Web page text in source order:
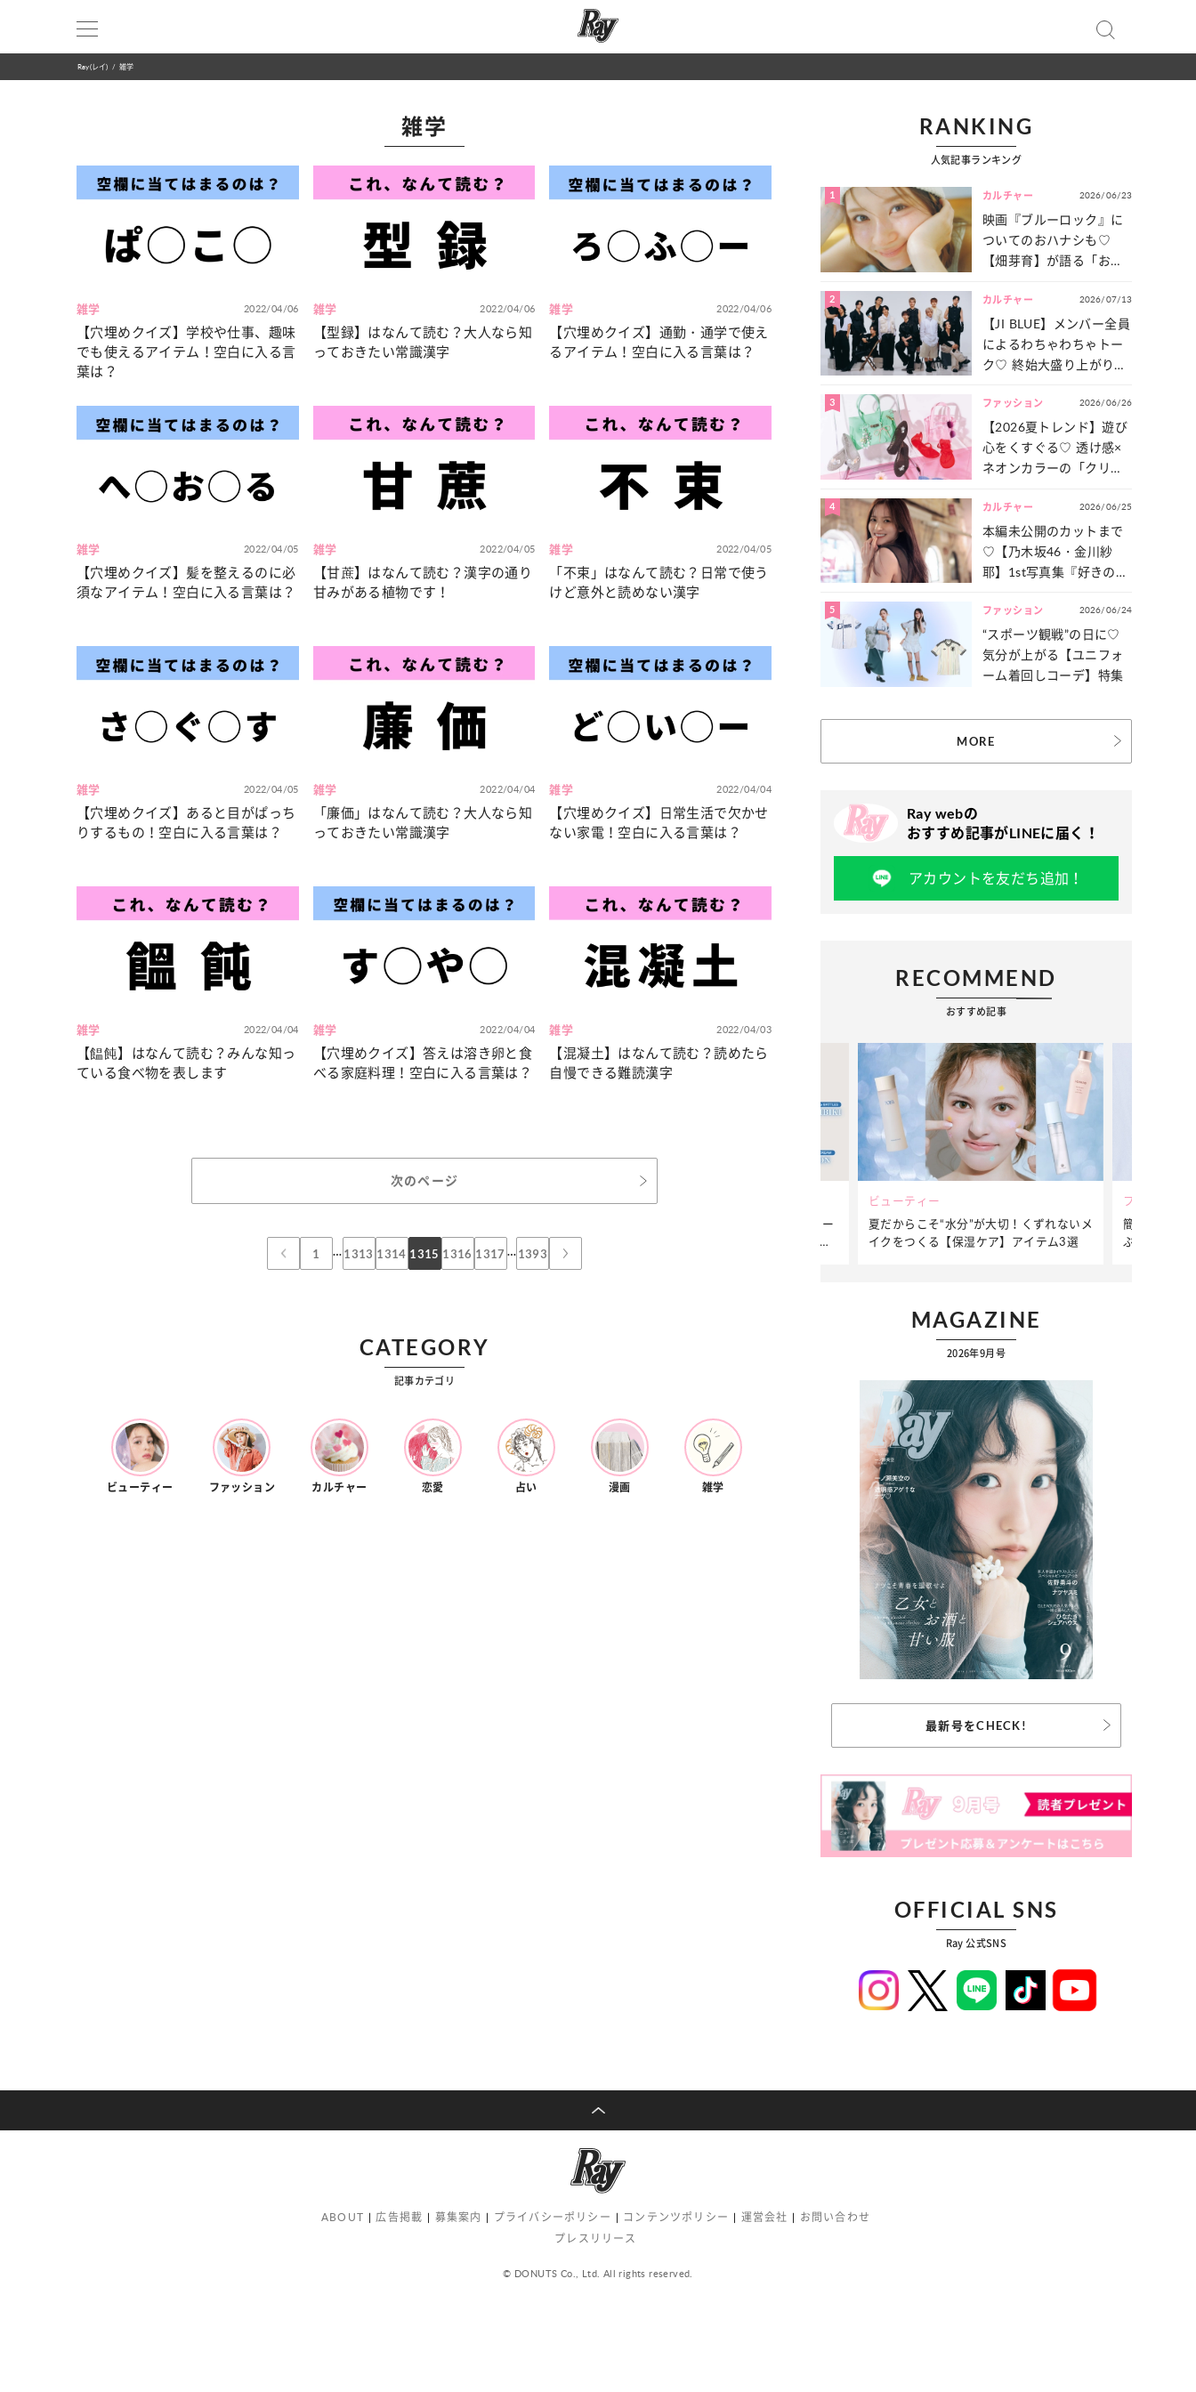
Ray(レイ) 雑学
雑学
雑学 2022/04/06
【穴埋めクイズ】学校や仕事、趣味
でも使えるアイテム！空白に入る言
葉は？
雑学 2022/04/06
【型録】はなんて読む？大人なら知
っておきたい常識漢字
雑学 2022/04/06
【穴埋めクイズ】通勤・通学で使え
るアイテム！空白に入る言葉は？
雑学 2022/04/05
【穴埋めクイズ】髪を整えるのに必
須なアイテム！空白に入る言葉は？
雑学 2022/04/05
【甘蔗】はなんて読む？漢字の通り
甘みがある植物です！
雑学 2022/04/05
「不束」はなんて読む？日常で使う
けど意外と読めない漢字
雑学 2022/04/05
【穴埋めクイズ】あると目がぱっち
りするもの！空白に入る言葉は？
雑学 2022/04/04
「廉価」はなんて読む？大人なら知
っておきたい常識漢字
雑学 2022/04/04
【穴埋めクイズ】日常生活で欠かせ
ない家電！空白に入る言葉は？
雑学 2022/04/04
【饂飩】はなんて読む？みんな知っ
ている食べ物を表します
雑学 2022/04/04
【穴埋めクイズ】答えは溶き卵と食
べる家庭料理！空白に入る言葉は？
雑学 2022/04/03
【混凝土】はなんて読む？読めたら
自慢できる難読漢字
次のページ
1 …1313 1314 1315 1316 1317 …1393
RANKING
人気記事ランキング
1 カルチャー 2026/06/23
映画『ブルーロック』に
ついてのおハナシも♡
【畑芽育】が語る「お仕
は？
2 カルチャー 2026/07/13
【JI BLUE】メンバー全員
によるわちゃわちゃトー
ク♡ 終始大盛り上がりだ
一気見せ！
3 ファッション 2026/06/26
【2026夏トレンド】遊び
心をくすぐる♡ 透け感×
ネオンカラーの「クリア
4 カルチャー 2026/06/25
本編未公開のカットまで
♡【乃木坂46・金川紗
耶】1st写真集『好きのグ
たっぷりとお届け！
5 ファッション 2026/06/24
“スポーツ観戦”の日に♡
気分が上がる【ユニフォ
ーム着回しコーデ】特集
MORE
Ray webの
おすすめ記事がLINEに届く！
アカウントを友だち追加！
RECOMMEND
おすすめ記事
れ女子が夢中な「ヌン活」の楽しみ方
占い
8月20日の運勢は？
カルチャー
【Dリーグ】Ray世代注目のプロダンサー
集団♡ 各チームを彩る「イケメンダンサ
ビューティー
夏だからこそ“水分”が大切！くずれないメ
イクをつくる【保湿ケア】アイテム3選
ファッション
簡単アレン
ぷりの【そ
MAGAZINE
2026年9月号
最新号をCHECK!
OFFICIAL SNS
Ray 公式SNS
CATEGORY
記事カテゴリ
ビューティー ファッション カルチャー 恋愛 占い 漫画 雑学
ABOUT 広告掲載 募集案内 プライバシーポリシー コンテンツポリシー 運営会社
お問い合わせ
プレスリリース
© DONUTS Co., Ltd. All rights reserved.